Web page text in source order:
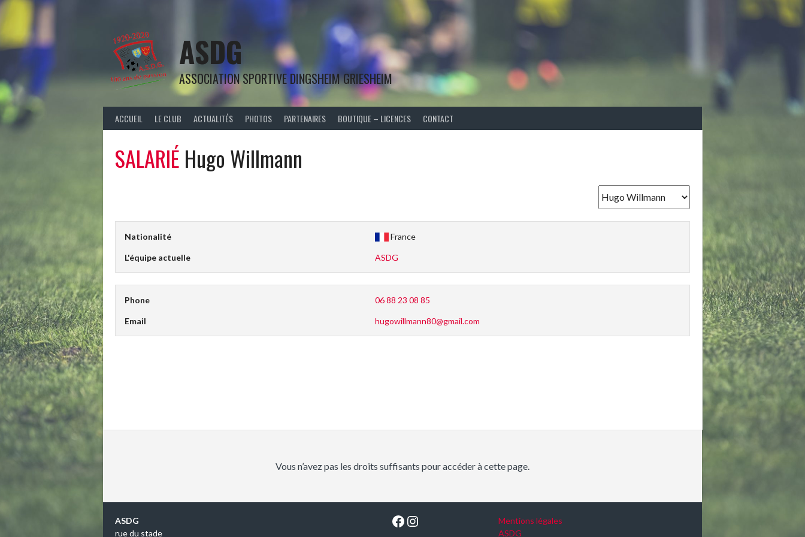
Aller
contenu
ASDG
ASSOCIATION SPORTIVE DINGSHEIM GRIESHEIM
ACCUEIL LE CLUB ACTUALITÉS PHOTOS PARTENAIRES BOUTIQUE – LICENCES CONTACT
SALARIÉ Hugo Willmann
Nationalité France
L'équipe actuelle ASDG
Phone 06 88 23 08 85
Email hugowillmann80@gmail.com
Vous n’avez pas les droits suffisants pour accéder à cette page.
ASDG
rue du stade
Facebook Instagram
Mentions légales
ASDG